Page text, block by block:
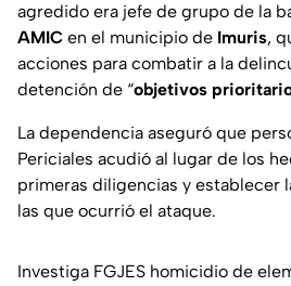
agredido era jefe de grupo de la
AMIC en el municipio de Imuris,
acciones para combatir a la
detención de “objetivos
La dependencia aseguró que
Periciales acudió al lugar de los
primeras diligencias y establecer
las que ocurrió el ataque.
Investiga FGJES homicidio de